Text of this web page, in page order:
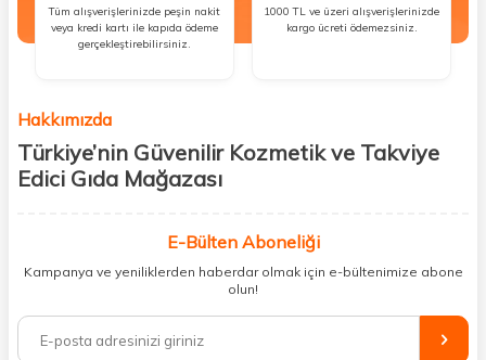
Tüm alışverişlerinizde peşin nakit
veya kredi kartı ile kapıda ödeme
gerçekleştirebilirsiniz.
1000 TL ve üzeri alışverişlerinizde
kargo ücreti ödemezsiniz.
Hakkımızda
Türkiye’nin Güvenilir Kozmetik ve Takviye
Edici Gıda Mağazası
kişisel bakım hem de takviye edici gıda ürünlerini sizlerle
buluşturuyoruz. Artık mağaza mağaza dolaşmanıza gerek yok;
ihtiyacınız olan her şeyi tek bir çatı altında topluyor ve kapınıza kadar
%100 orijinal kozmetik ve sağlık ürünleriyle güzelliğinizi tamamlayabilir,
vücudunuzu desteklemek için güvenilir takviye edici gıdalara
E-Bülten Aboneliği
Kampanya ve yeniliklerden haberdar olmak için e-bültenimize abone
olun!